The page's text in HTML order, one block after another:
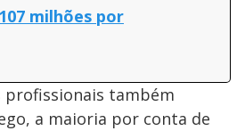
milhões por
profissionais também
a maioria por conta de